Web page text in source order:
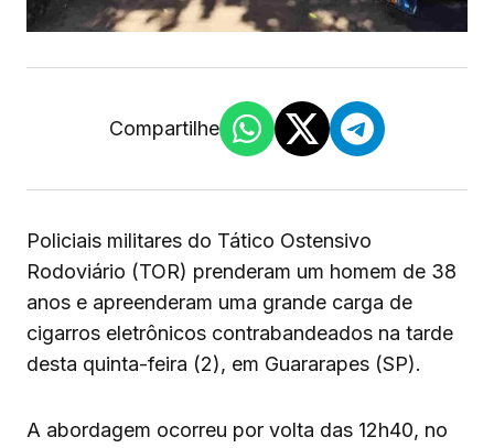
Compartilhe
Policiais militares do Tático Ostensivo
Rodoviário (TOR) prenderam um homem de 38
anos e apreenderam uma grande carga de
cigarros eletrônicos contrabandeados na tarde
desta quinta-feira (2), em Guararapes (SP).
A abordagem ocorreu por volta das 12h40, no